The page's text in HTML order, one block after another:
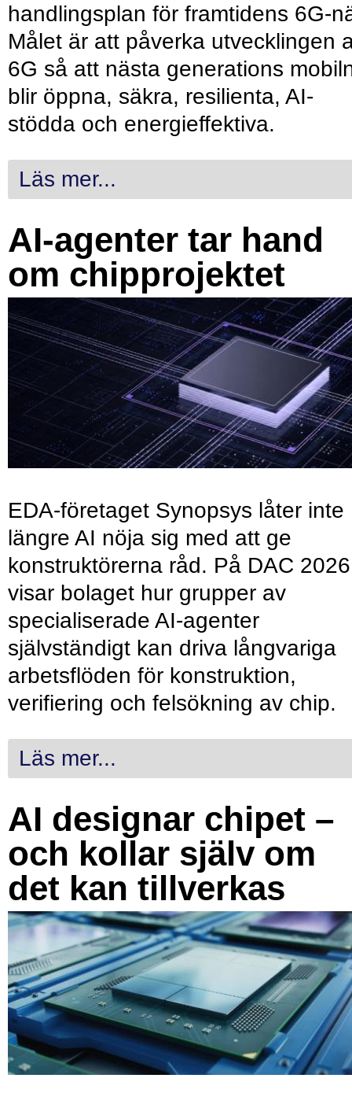
handlingsplan för framtidens 6G-
Målet är att påverka utvecklingen
6G så att nästa generations
blir öppna, säkra, resilienta, AI-
stödda och energieffektiva.
Läs mer...
AI-agenter tar hand
om chipprojektet
EDA-företaget Synopsys låter inte
längre AI nöja sig med att ge
konstruktörerna råd. På DAC 2026
visar bolaget hur grupper av
specialiserade AI-agenter
självständigt kan driva långvariga
arbetsflöden för konstruktion,
verifiering och felsökning av chip.
Läs mer...
AI designar chipet –
och kollar själv om
det kan tillverkas